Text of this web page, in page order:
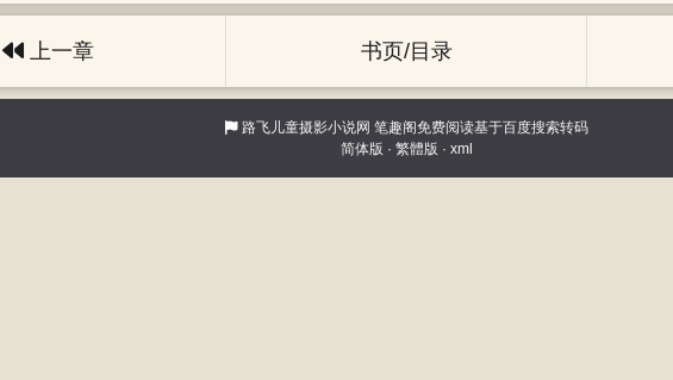
上一章 书页/目录
路飞儿童摄影小说网 笔趣阁免费阅读基于百度搜索转码
简体版 · 繁體版 · xml